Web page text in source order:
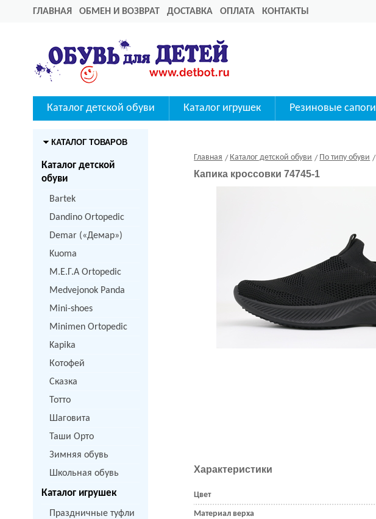
ГЛАВНАЯ ОБМЕН И ВОЗВРАТ ДОСТАВКА ОПЛАТА КОНТАКТЫ
Каталог детской обуви Каталог игрушек Резиновые сапоги
КАТАЛОГ ТОВАРОВ
Каталог детской
обуви
Bartek
Dandino Ortopedic
Demar («Демар»)
Kuoma
M.Е.Г.А Ortopedic
Medvejonok Panda
Mini-shoes
Minimen Ortopedic
Kapika
Котофей
Сказка
Тотто
Шаговита
Таши Орто
Зимняя обувь
Школьная обувь
Каталог игрушек
Праздничные туфли
Главная Каталог детской обуви По типу обуви
Капика кроссовки 74745-1
Характеристики
Цвет
Материал верха